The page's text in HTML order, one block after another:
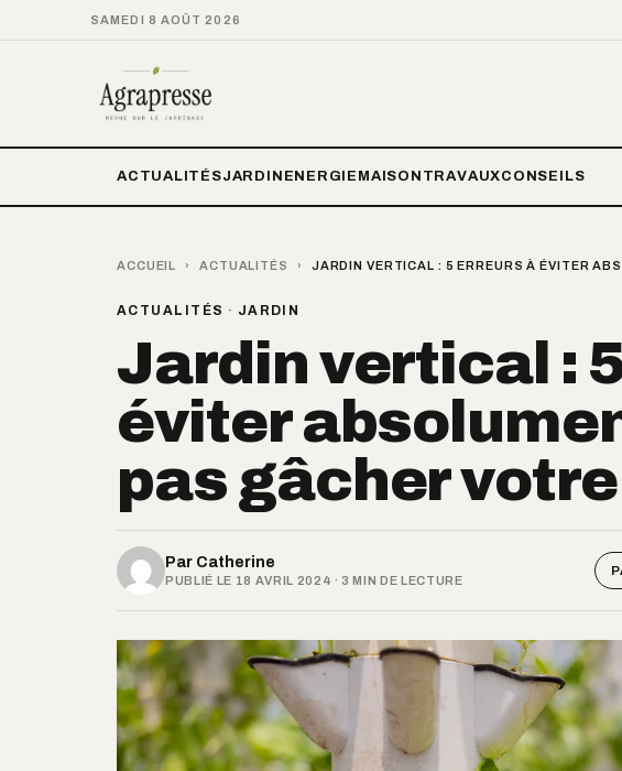
SAMEDI 8 AOÛT 2026
ACTUALITÉSJARDIN ENERGIE MAISON TRAVAUXCONSEILS
ACCUEIL › ACTUALITÉS › JARDIN VERTICAL : 5 ERREURS À ÉVITER
ACTUALITÉS · JARDIN
Jardin vertical :
éviter
pas gâcher
Par Catherine
PUBLIÉ LE 18 AVRIL 2024 · 3 MIN DE LECTURE